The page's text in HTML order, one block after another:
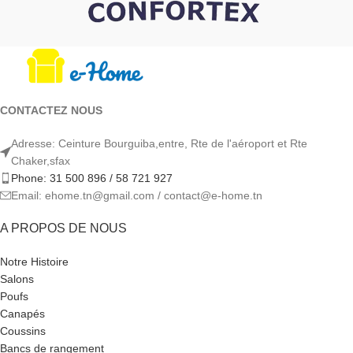
CONTACTEZ NOUS
Adresse: Ceinture Bourguiba,entre, Rte de l'aéroport et Rte
Chaker,sfax
Phone: 31 500 896 / 58 721 927
Email: ehome.tn@gmail.com / contact@e-home.tn
A PROPOS DE NOUS
Notre Histoire
Salons
Poufs
Canapés
Coussins
Bancs de rangement